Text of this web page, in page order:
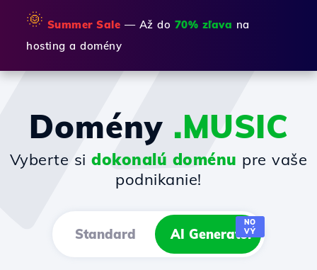
🌞 Summer Sale — Až do 70% zľava na
hosting a domény
Domény .MUSIC
Vyberte sidokonalú doménu pre vaše
podnikanie!
Standard AI Generator
NO
VÝ